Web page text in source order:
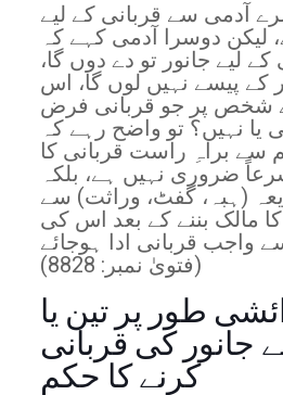
آدمی سے قربانی کے لیے
لیکن دوسرا آدمی کہے کہ
لیے جانور تو دے دوں گا،
کے پیسے نہیں لوں گا، اس
شخص پر جو قربانی فرض
یا نہیں؟ تو واضح رہے کہ
سے براہِ راست قربانی کا
ضروری نہیں ہے، بلکہ
(ہبہ، گفٹ، وراثت) سے
کا مالک بننے کے بعد اس کی
واجب قربانی ادا ہوجائے
8828)
طور پر تین یا
جانور کی قربانی
کرنے کا حکم